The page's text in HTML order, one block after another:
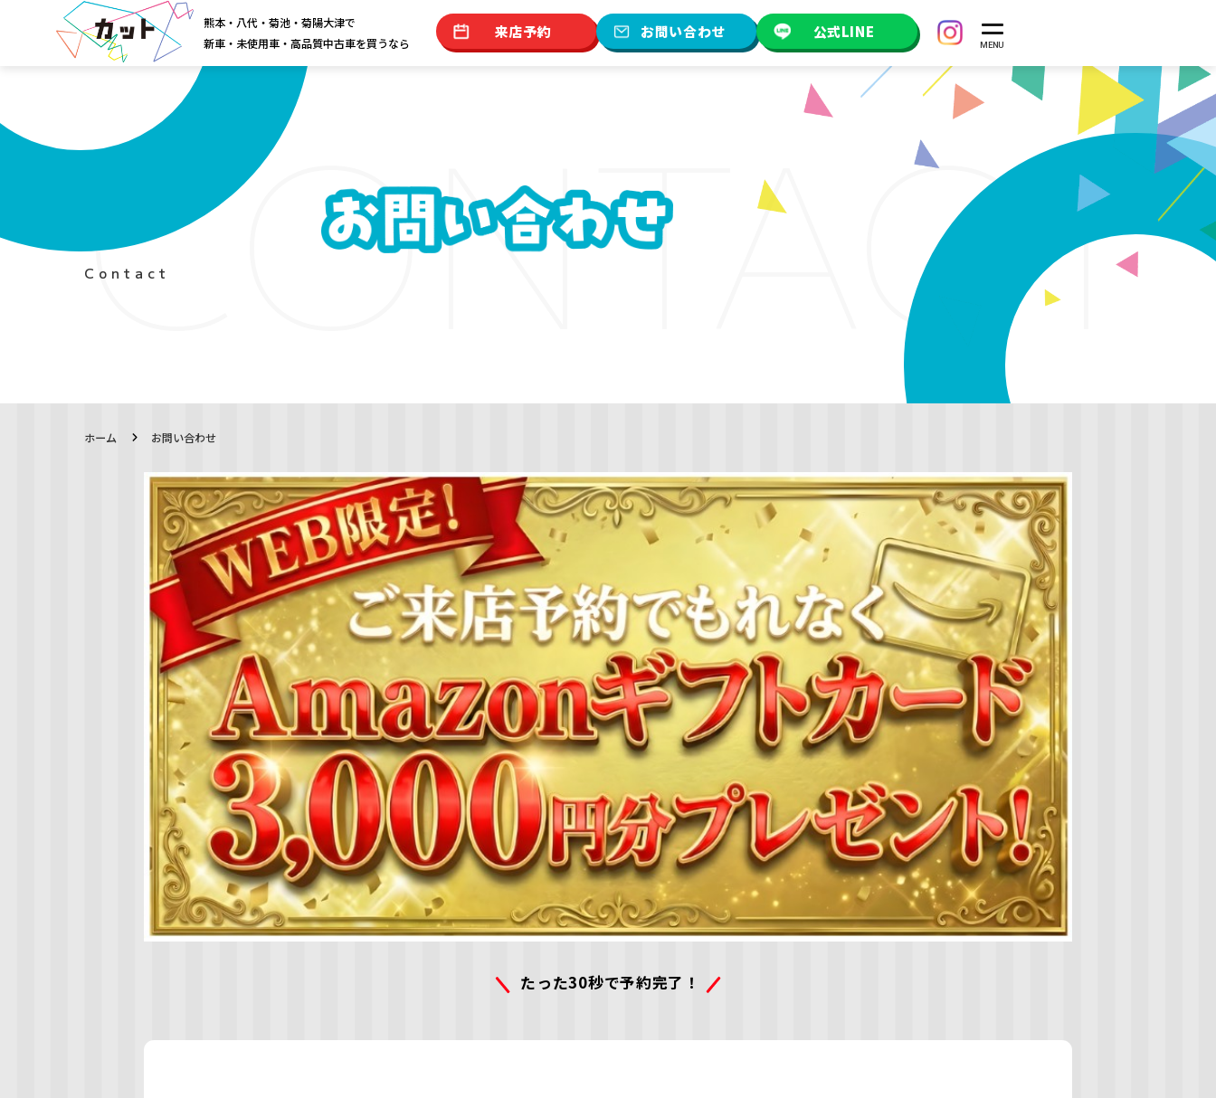
熊本・八代・菊池・菊陽大津で
新車・未使用車・高品質中古車を買うなら
来店予約 お問い合わせ 公式LINE
CONTACT
Contact
ホーム お問い合わせ
たった30秒で予約完了！